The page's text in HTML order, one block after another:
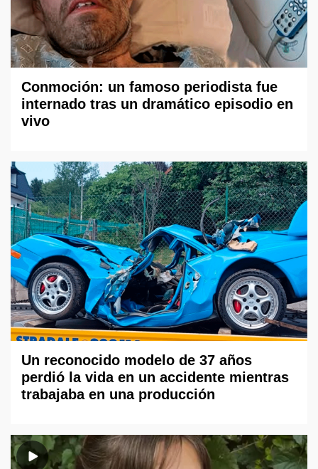
Conmoción: un famoso periodista fue
internado tras un dramático episodio en
vivo
Un reconocido modelo de 37 años
perdió la vida en un accidente mientras
trabajaba en una producción